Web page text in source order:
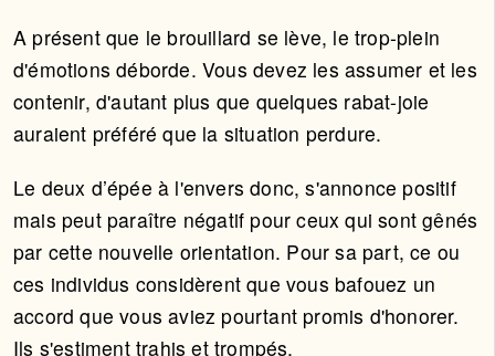
A présent que le brouillard se lève, le trop-plein
d'émotions déborde. Vous devez les assumer et les
contenir, d'autant plus que quelques rabat-joie
auraient préféré que la situation perdure.
Le deux d’épée à l'envers donc, s'annonce positif
mais peut paraître négatif pour ceux qui sont gênés
par cette nouvelle orientation. Pour sa part, ce ou
ces individus considèrent que vous bafouez un
accord que vous aviez pourtant promis d'honorer.
Ils s'estiment trahis et trompés.